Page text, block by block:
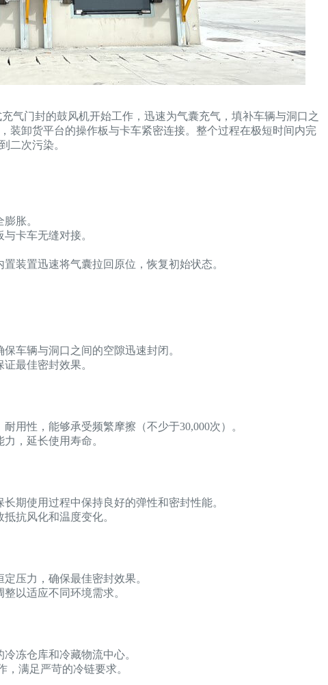
气门封的鼓风机开始工作，迅速为气囊充气，填补车辆与洞口之
装卸货平台的操作板与卡车紧密连接。整个过程在极短时间内完
二次污染。
胀。
卡车无缝对接。
装置迅速将气囊拉回原位，恢复初始状态。
车辆与洞口之间的空隙迅速封闭。
最佳密封效果。
用性，能够承受频繁摩擦（不少于30,000次）。
，延长使用寿命。
期使用过程中保持良好的弹性和密封性能。
抗风化和温度变化。
压力，确保最佳密封效果。
以适应不同环境需求。
冻仓库和冷藏物流中心。
，满足严苛的冷链要求。